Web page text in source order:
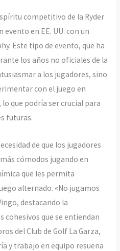
competitivo de la Ryder
en EE. UU. con un
Este tipo de evento, que ha
los años no oficiales de la
a los jugadores, sino
con el juego en
que podría ser crucial para
futuras.
de que los jugadores
cómodos jugando en
que les permita
alternado. «No jugamos
destacando la
cohesivos que se entiendan
del Club de Golf La Garza,
y trabajo en equipo resuena